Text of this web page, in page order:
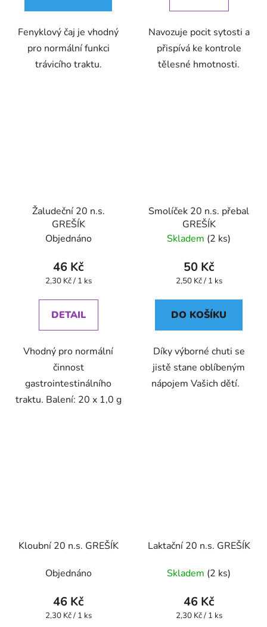
Fenyklový čaj je vhodný
pro normální funkci
trávicího traktu.
Navozuje pocit sytosti a
přispívá ke kontrole
tělesné hmotnosti.
Žaludeční 20 n.s.
GREŠÍK
Objednáno
46 Kč
Měrná
2,30 Kč / 1 ks
DETAIL
Vhodný pro normální
činnost
gastrointestinálního
traktu. Balení: 20 x 1,0 g
Smolíček 20 n.s. přebal
GREŠÍK
Skladem (2 ks)
50 Kč
Měrná
2,50 Kč / 1 ks
DO KOŠÍKU
Díky výborné chuti se
jistě stane oblíbeným
nápojem Vašich dětí.
Kloubní 20 n.s. GREŠÍK
Objednáno
46 Kč
Měrná
2,30 Kč / 1 ks
Laktační 20 n.s. GREŠÍK
Skladem (2 ks)
46 Kč
Měrná
2,30 Kč / 1 ks